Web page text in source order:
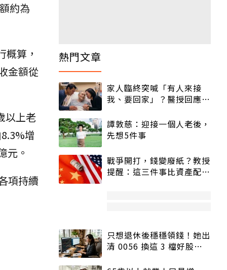
約為
算，
金額從
以上老
增
元。
項持續
熱門文章
家人臨終突喊「有人來接
我、要回家」？醫授回應方
譚敦慈：迎接一個人老後，
先想5件事
戰爭開打，錢變廢紙？教授
提醒：這三件事比資產配置
只想退休後穩穩領錢！她出
清 0056 換這 3 檔好股：